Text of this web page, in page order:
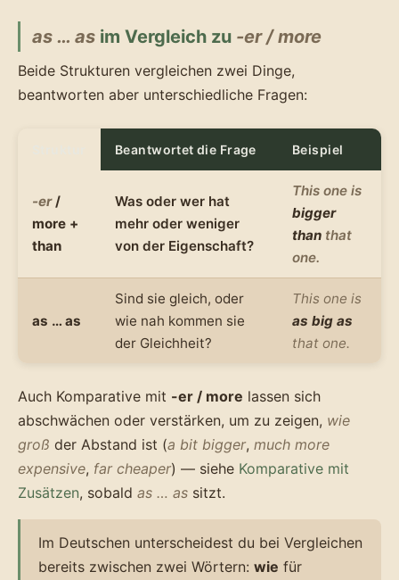
as … asim Vergleich zu -er / more
Beide Strukturen vergleichen zwei Dinge,
beantworten aber unterschiedliche Fragen:
Beantwortet die Frage Beispiel
-er/
more +
than
Was oder wer hat
mehr oder weniger
von der Eigenschaft?
This one is
bigger
than that
one.
as … as
Sind sie gleich, oder
wie nah kommen sie
der Gleichheit?
This one is
as big as
that one.
Auch Komparative mit -er / more lassen sich
abschwächen oder verstärken, um zu zeigen, wie
groß der Abstand ist (a bit bigger, much more
expensive, far cheaper) — siehe Komparative mit
Zusätzen, sobald as … as sitzt.
Im Deutschen unterscheidest du bei Vergleichen
bereits zwischen zwei Wörtern: wie für